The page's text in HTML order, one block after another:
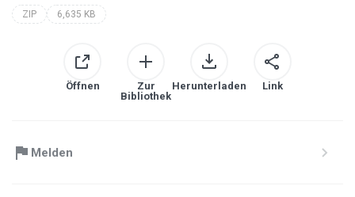
ZIP 6,635 KB
Öffnen
Zur
Bibliothek
Herunterladen Link
Melden